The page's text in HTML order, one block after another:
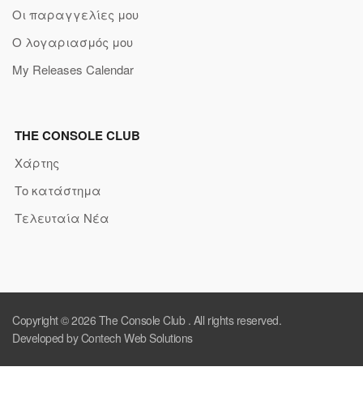
Οι παραγγελίες μου
Ο λογαριασμός μου
My Releases Calendar
THE CONSOLE CLUB
Χάρτης
Το κατάστημα
Τελευταία Νέα
Copyright © 2026 The Console Club. All rights reserved.
Developed by Contech Web Solutions